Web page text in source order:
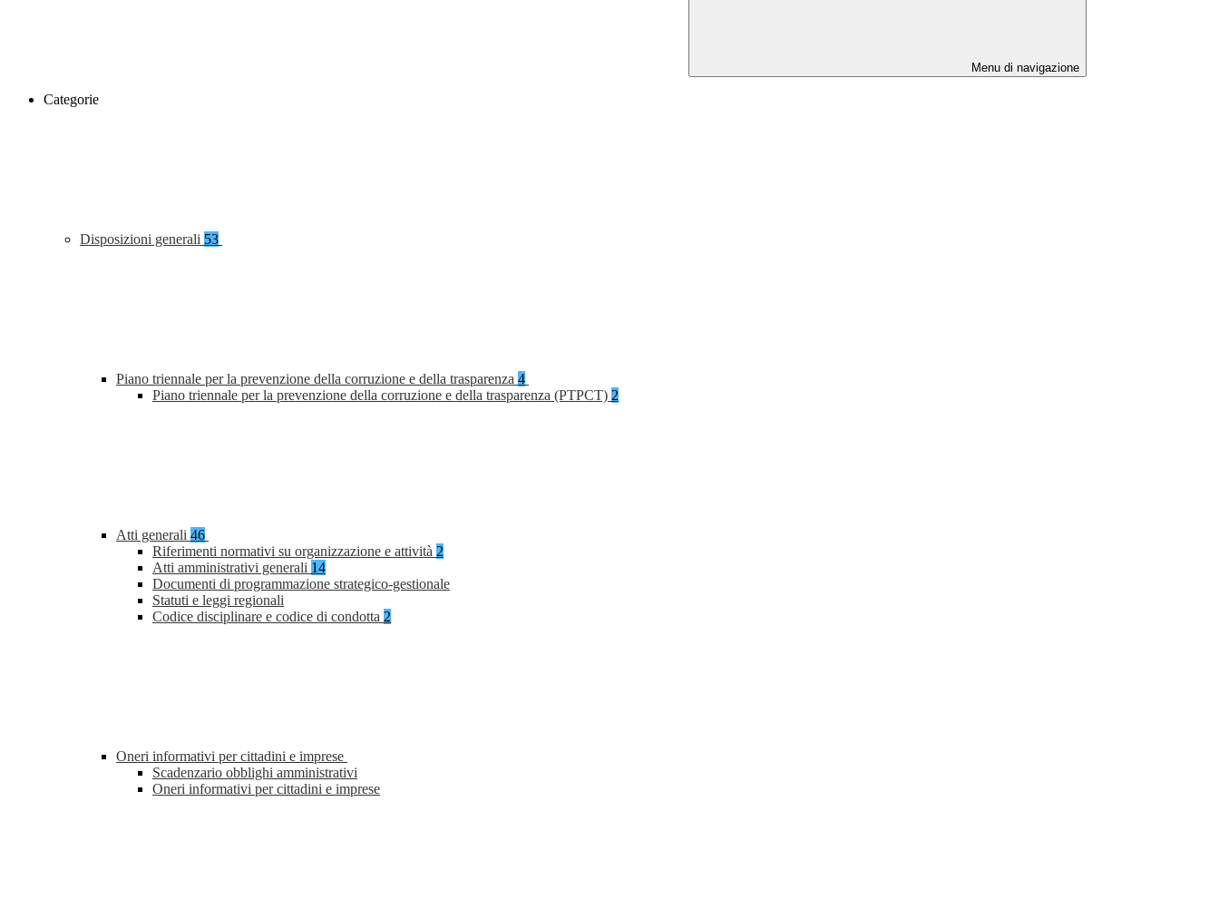
Menu di navigazione
Categorie
Disposizioni generali 53
Piano triennale per la prevenzione della corruzione e della trasparenza 4
Piano triennale per la prevenzione della corruzione e della trasparenza (PTPCT) 2
Atti generali 46
Riferimenti normativi su organizzazione e attività 2
Atti amministrativi generali 14
Documenti di programmazione strategico-gestionale
Statuti e leggi regionali
Codice disciplinare e codice di condotta 2
Oneri informativi per cittadini e imprese
Scadenzario obblighi amministrativi
Oneri informativi per cittadini e imprese